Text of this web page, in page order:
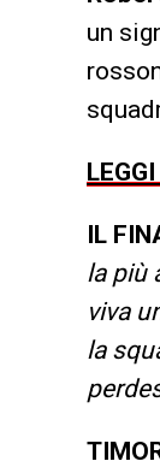
un
IL
la più
viva
la